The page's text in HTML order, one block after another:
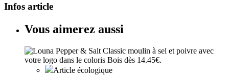
Infos article
Vous aimerez aussi
Article écologique